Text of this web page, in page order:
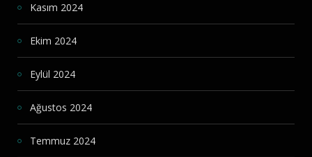
Kasım 2024
Ekim 2024
Eylül 2024
Ağustos 2024
Temmuz 2024